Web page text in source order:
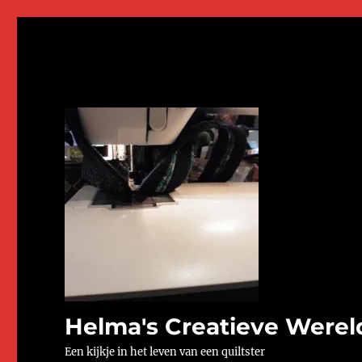
Helma's Creatieve
Een kijkje in het leven van een quiltster